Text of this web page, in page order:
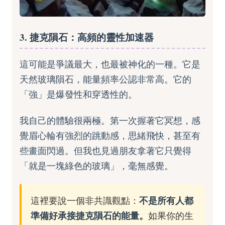
3. 捷克隕石：高頻的靈性加速器
這可能是爭議最大，也最被神化的一種。它是
天然玻璃隕石，能量頻率公認非常高。它的
「強」是爆發性和穿透性的。
我自己的體驗很兩極。第一次握著它冥想，感
覺眉心輪有強烈的跳動感，思緒飛快，甚至有
些畫面閃過。但我也見過朋友拿著它只覺得
「就是一塊綠色的玻璃」，毫無感覺。
這裡要說一個非共識觀點： 不是所有人都
準備好承接捷克隕石的能量。 如果你的生